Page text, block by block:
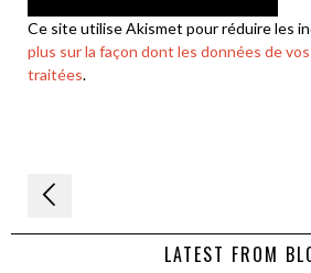
Ce site utilise Akismet pour réduire les
plus sur la façon dont les données de
traitées.
Navigation
de LATEST FROM